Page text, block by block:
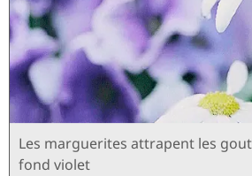
Les marguerites attrapent les
fond violet